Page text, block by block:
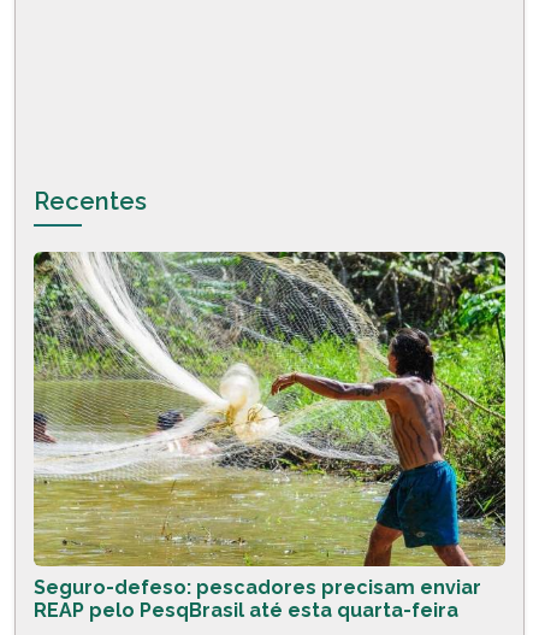
Recentes
Seguro-defeso: pescadores precisam enviar
REAP pelo PesqBrasil até esta quarta-feira